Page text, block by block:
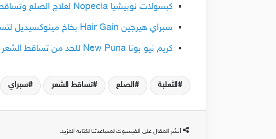
كبسولات نوبيشيا Nopecia لعلاج الصلع وتساقط الشعر عند الرجال
سبراي هيرجين Hair Gain بخاخ مينوكسيديل لتساقط الشعر و الصلع
كريم نيو بونا New Puna للحد من تساقط الشعر وحل جميع مشاكل الشعر
الثعلبة الصلع تساقط الشعر سبراي
أنشر المقال على الفيسبوك لمساعدتنا لكتابة المزيد.